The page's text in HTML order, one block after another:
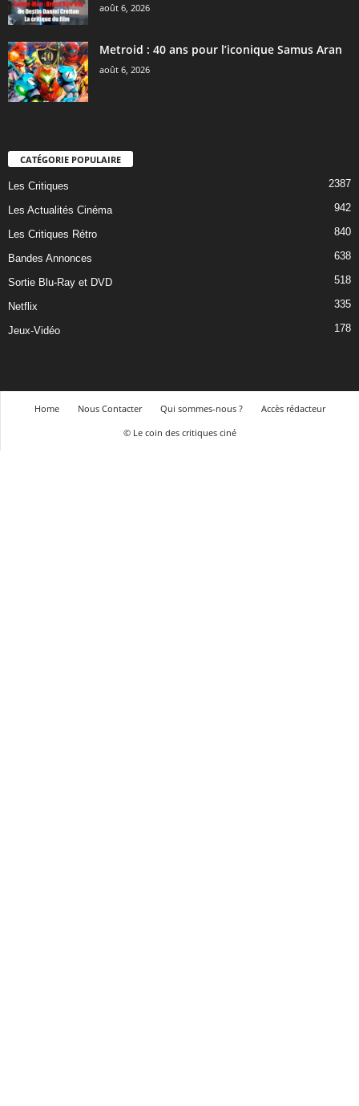
août 6, 2026
Metroid : 40 ans pour l’iconique Samus Aran
août 6, 2026
CATÉGORIE POPULAIRE
Les Critiques 2387
Les Actualités Cinéma 942
Les Critiques Rétro 840
Bandes Annonces 638
Sortie Blu-Ray et DVD 518
Netflix 335
Jeux-Vidéo 178
Home Nous Contacter Qui sommes-nous ?
Accès rédacteur
© Le coin des critiques ciné